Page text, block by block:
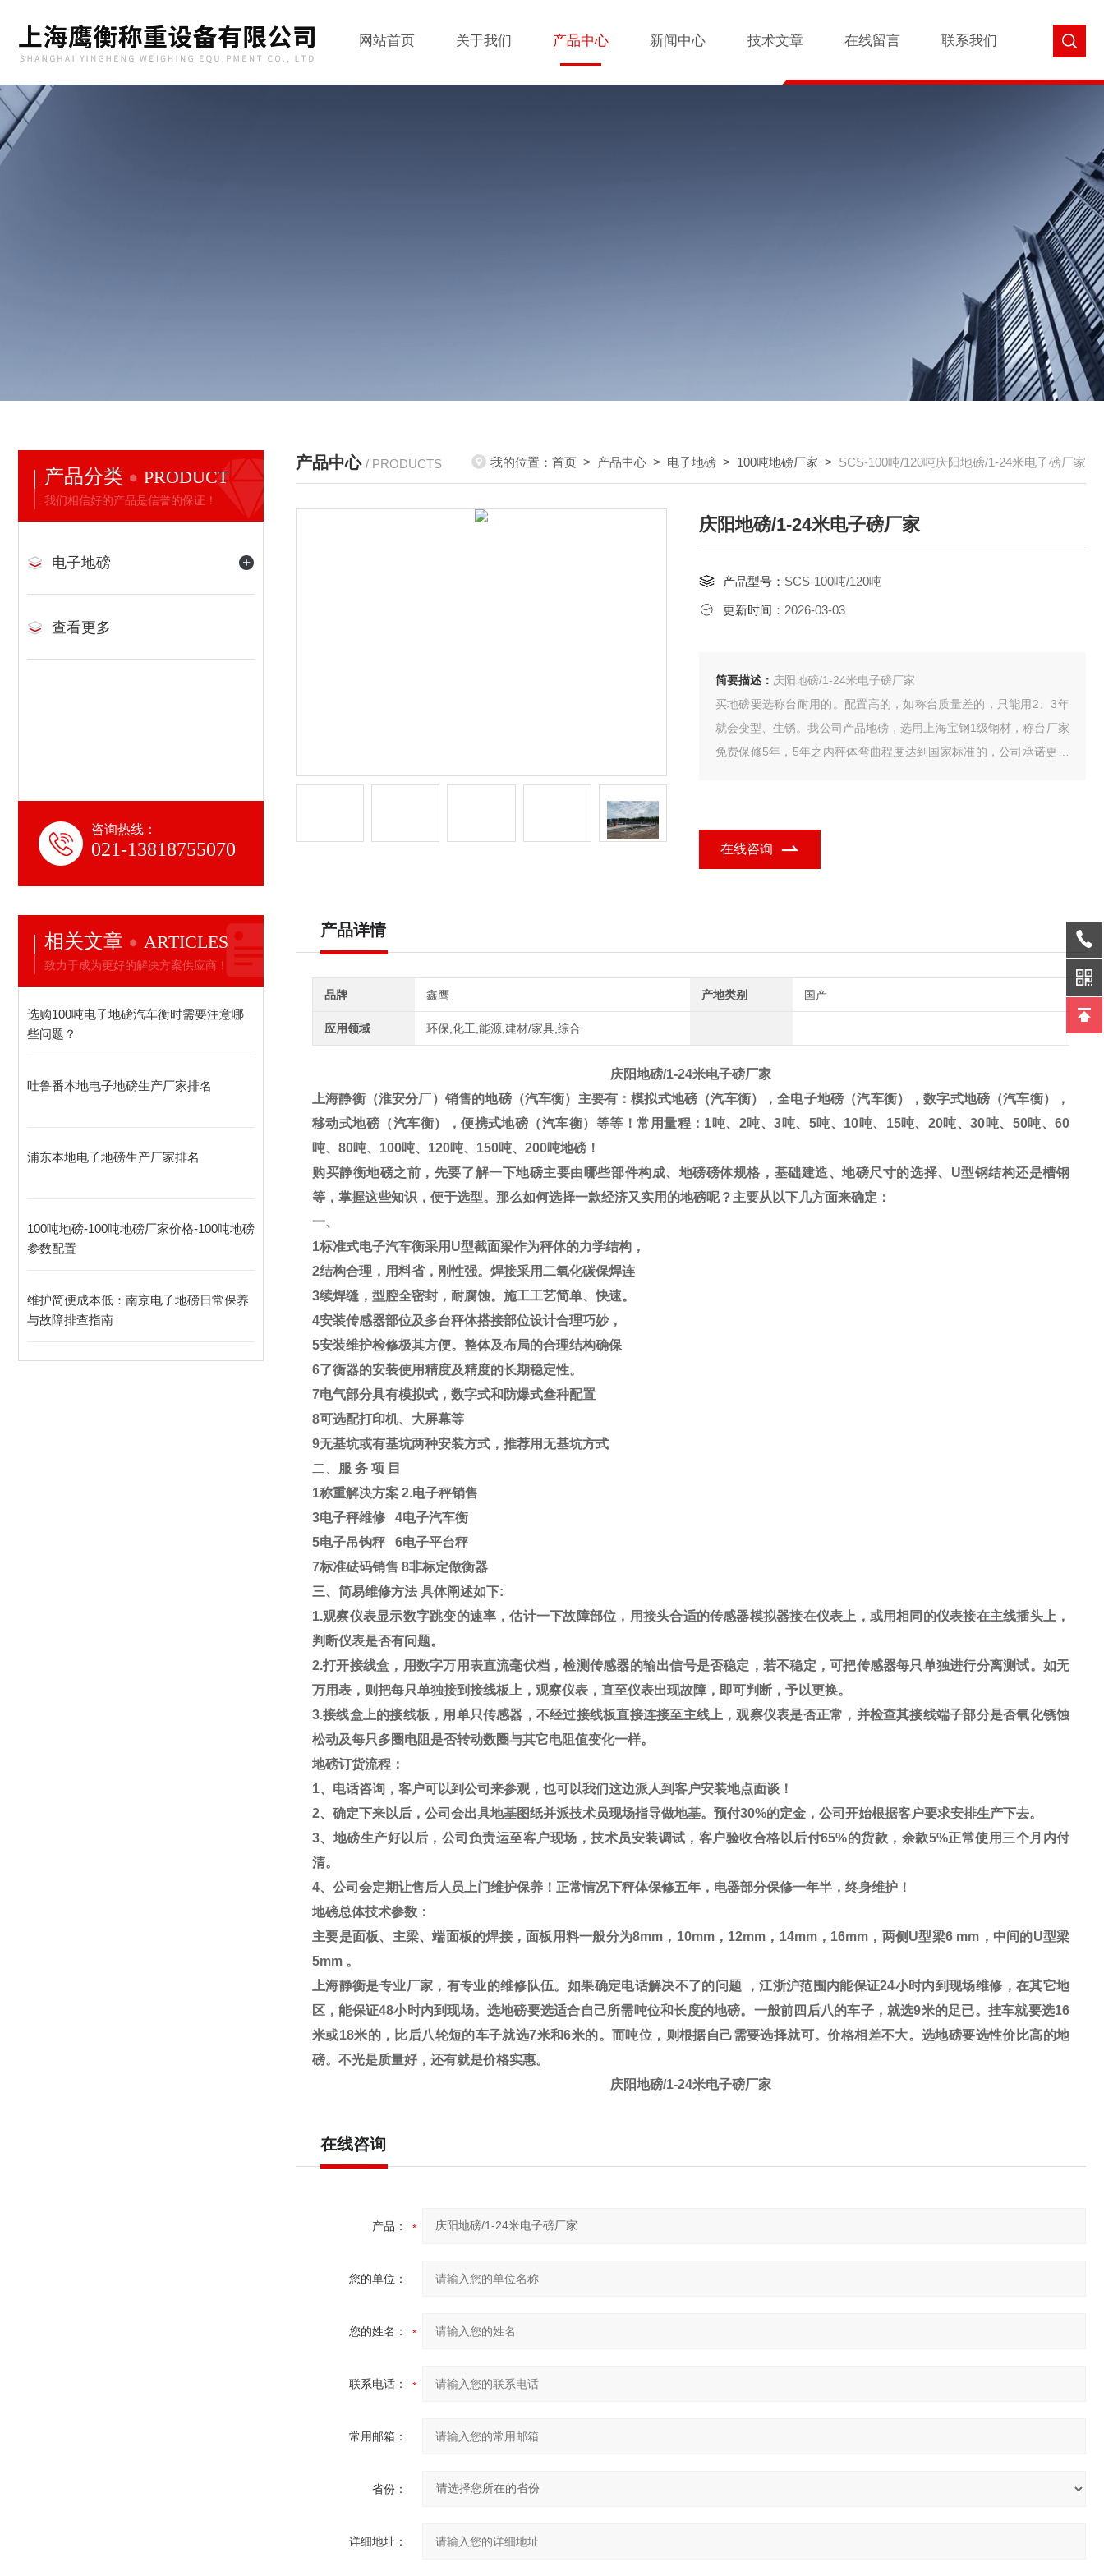
网站首页 关于我们 产品中心 新闻中心 技术文章 在线留言 联系我们
产品分类 PRODUCT
我们相信好的产品是信誉的保证！
电子地磅
查看更多
咨询热线：
021-13818755070
相关文章 ARTICLES
致力于成为更好的解决方案供应商！
选购100吨电子地磅汽车衡时需要注意哪
些问题？
吐鲁番本地电子地磅生产厂家排名
浦东本地电子地磅生产厂家排名
100吨地磅-100吨地磅厂家价格-100吨地磅
参数配置
维护简便成本低：南京电子地磅日常保养
与故障排查指南​
产品中心 / PRODUCTS 我的位置： 首页 > 产品中心 > 电子地磅 > 100吨地磅厂家 > SCS-100吨/120吨庆阳地磅/1-24米电子磅厂家
庆阳地磅/1-24米电子磅厂家
产品型号： SCS-100吨/120吨
更新时间： 2026-03-03
简要描述： 庆阳地磅/1-24米电子磅厂家
买地磅要选称台耐用的。配置高的，如称台质量差的，只能用2、3年
就会变型、生锈。我公司产品地磅，选用上海宝钢1级钢材，称台厂家
免费保修5年，5年之内秤体弯曲程度达到国家标准的，公司承诺更换
在线咨询
产品详情
品牌 鑫鹰 产地类别 国产
应用领域 环保,化工,能源,建材/家具,综合
庆阳地磅/1-24米电子磅厂家
上海静衡（淮安分厂）销售的地磅（汽车衡） 主要有：模拟式地磅（汽车衡），全电子地磅（汽车衡），数字式地磅（汽车衡），
移动式地磅（汽车衡），便携式地磅（汽车衡）等等！常用量程： 1吨、 2吨、3吨、 5吨、 10吨、 15吨、 20吨、30吨、 50吨、60
吨、 80吨、 100吨、 120吨、 150吨、 200吨地磅！
购买静衡地磅之前，先要了解一下地磅主要由哪些部件构成、地磅磅体规格，基础建造、地磅尺寸的选择、 U型钢结构还是槽钢
等，掌握这些知识，便于选型。那么如何选择一款经济又实用的地磅呢？主要从以下几方面来确定：
一、
1标准式电子汽车衡采用 U型截面梁作为秤体的力学结构，
2结构合理，用料省，刚性强。焊接采用二氧化碳保焊连
3续焊缝，型腔全密封，耐腐蚀。施工工艺简单、快速。
4安装传感器部位及多台秤体搭接部位设计合理巧妙，
5安装维护检修极其方便。整体及布局的合理结构确保
6了衡器的安装使用精度及精度的长期稳定性。
7电气部分具有模拟式，数字式和防爆式叁种配置
8可选配打印机、大屏幕等
9无基坑或有基坑两种安装方式，推荐用无基坑方式
二、
服 务 项 目
1称重解决方案 2.电子秤销售
3电子秤维修 4电子汽车衡
5电子吊钩秤6电子平台秤
7标准砝码销售 8非标定做衡器
三、简易维修方法 具体阐述如下:
1.观察仪表显示数字跳变的速率，估计一下故障部位，用接头合适的传感器模拟器接在仪表上，或用相同的仪表接在主线插头上，
判断仪表是否有问题。
2.打开接线盒，用数字万用表直流毫伏档，检测传感器的输出信号是否稳定，若不稳定，可把传感器每只单独进行分离测试。如无
万用表，则把每只单独接到接线板上，观察仪表，直至仪表出现故障，即可判断，予以更换。
3.接线盒上的接线板，用单只传感器，不经过接线板直接连接至主线上，观察仪表是否正常，并检查其接线端子部分是否氧化锈蚀
松动及每只多圈电阻是否转动数圈与其它电阻值变化一样。
地磅订货流程：
1、电话咨询，客户可以到公司来参观，也可以我们这边派人到客户安装地点面谈！
2、确定下来以后，公司会出具地基图纸并派技术员现场指导做地基。预付30%的定金，公司开始根据客户要求安排生产下去。
3、地磅生产好以后，公司负责运至客户现场，技术员安装调试，客户验收合格以后付65%的货款，余款5%正常使用三个月内付
清。
4、公司会定期让售后人员上门维护保养！正常情况下秤体保修五年，电器部分保修一年半，终身维护！
地磅总体技术参数：
主要是面板、主梁、端面板的焊接，面板用料一般分为8mm ， 10mm， 12mm ， 14mm， 16mm ，两侧U型梁6 mm ，中间的U型梁
5mm 。
上海静衡是专业厂家，有专业的维修队伍。如果确定电话解决不了的问题 ，江浙沪范围内能保证24小时内到现场维修，在其它地
区，能保证48小时内到现场。选地磅要选适合自己所需吨位和长度的地磅。一般前四后八的车子，就选9米的足已。挂车就要选16
米或18米的，比后八轮短的车子就选7米和6米的。而吨位，则根据自己需要选择就可。价格相差不大。选地磅要选性价比高的地
磅。不光是质量好，还有就是价格实惠。
庆阳地磅/1-24米电子磅厂家
在线咨询
产品：
您的单位：
您的姓名：
联系电话：
常用邮箱：
省份：
详细地址：